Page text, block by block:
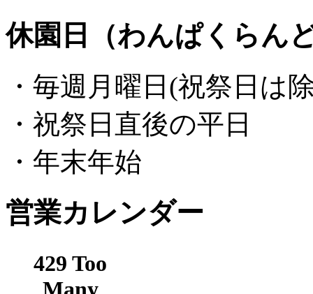
休園日（わんぱくらん
・毎週月曜日(祝祭日は
・祝祭日直後の平日
・年末年始
営業カレンダー